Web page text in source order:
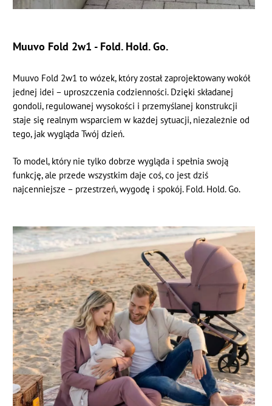
Muuvo Fold 2w1 - Fold. Hold. Go.
Muuvo Fold 2w1 to wózek, który został zaprojektowany wokół
jednej idei – uproszczenia codzienności. Dzięki składanej
gondoli, regulowanej wysokości i przemyślanej konstrukcji
staje się realnym wsparciem w każdej sytuacji, niezależnie od
tego, jak wygląda Twój dzień.
To model, który nie tylko dobrze wygląda i spełnia swoją
funkcję, ale przede wszystkim daje coś, co jest dziś
najcenniejsze – przestrzeń, wygodę i spokój. Fold. Hold. Go.